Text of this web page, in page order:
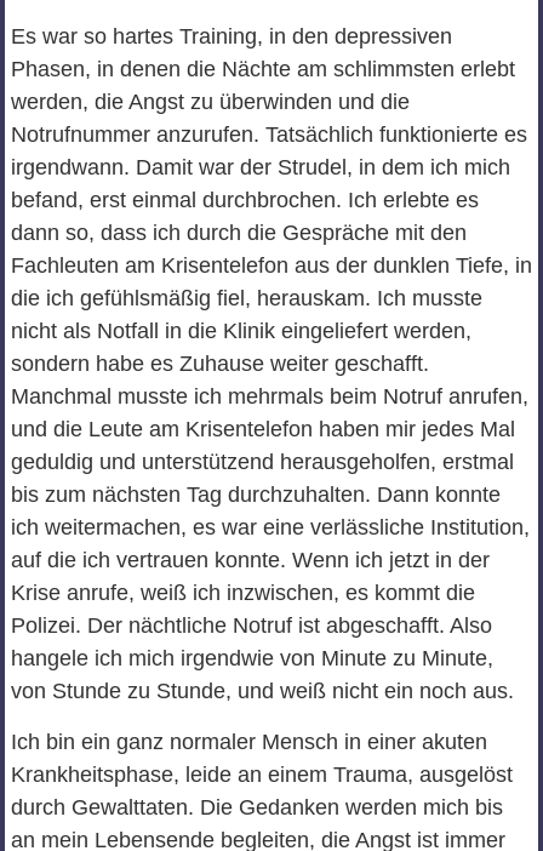
Es war so hartes Training, in den depressiven
Phasen, in denen die Nächte am schlimmsten erlebt
werden, die Angst zu überwinden und die
Notrufnummer anzurufen. Tatsächlich funktionierte es
irgendwann. Damit war der Strudel, in dem ich mich
befand, erst einmal durchbrochen. Ich erlebte es
dann so, dass ich durch die Gespräche mit den
Fachleuten am Krisentelefon aus der dunklen Tiefe, in
die ich gefühlsmäßig fiel, herauskam. Ich musste
nicht als Notfall in die Klinik eingeliefert werden,
sondern habe es Zuhause weiter geschafft.
Manchmal musste ich mehrmals beim Notruf anrufen,
und die Leute am Krisentelefon haben mir jedes Mal
geduldig und unterstützend herausgeholfen, erstmal
bis zum nächsten Tag durchzuhalten. Dann konnte
ich weitermachen, es war eine verlässliche Institution,
auf die ich vertrauen konnte. Wenn ich jetzt in der
Krise anrufe, weiß ich inzwischen, es kommt die
Polizei. Der nächtliche Notruf ist abgeschafft. Also
hangele ich mich irgendwie von Minute zu Minute,
von Stunde zu Stunde, und weiß nicht ein noch aus.
Ich bin ein ganz normaler Mensch in einer akuten
Krankheitsphase, leide an einem Trauma, ausgelöst
durch Gewalttaten. Die Gedanken werden mich bis
an mein Lebensende begleiten, die Angst ist immer